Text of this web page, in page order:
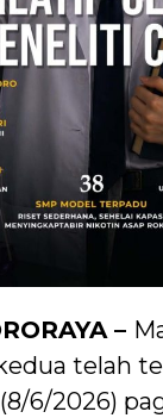
–
telah
6/2026)